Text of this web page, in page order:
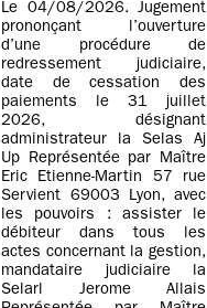
Le 04/08/2026. Jugement
prononçant l’ouverture
d’une procédure de
redressement judiciaire,
date de cessation des
paiements le 31 juillet
2026, désignant
administrateur la Selas Aj
Up Représentée par Maître
Eric Etienne-Martin 57 rue
Servient 69003 Lyon, avec
les pouvoirs : assister le
débiteur dans tous les
actes concernant la gestion,
mandataire judiciaire la
Selarl Jerome Allais